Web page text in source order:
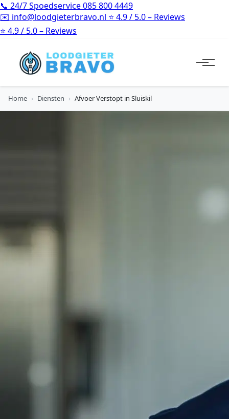
📞 24/7 Spoedservice085 800 4449
✉️ info@loodgieterbravo.nl ⭐ 4.9 / 5.0 – Reviews
⭐ 4.9 / 5.0 – Reviews
Home › Diensten › Afvoer Verstopt in Sluiskil